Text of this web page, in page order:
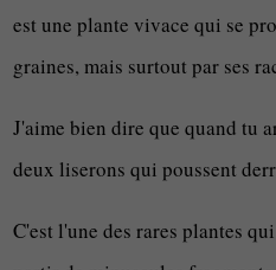
est une plante vivace qui se
graines, mais surtout par ses
J'aime bien dire que quand tu
deux liserons qui poussent
C'est l'une des rares plantes